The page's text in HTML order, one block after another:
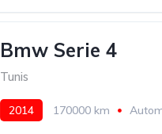
Bmw Serie 4
Tunis
2014 170000 km